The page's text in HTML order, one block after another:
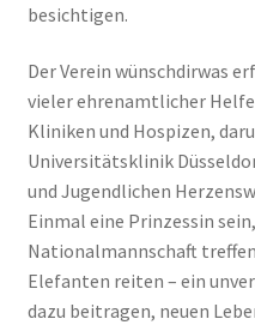
besichtigen.
Der Verein wünschdirwas
vieler ehrenamtlicher
Kliniken und Hospizen,
Universitätsklinik
und Jugendlichen
Einmal eine Prinzessin
Nationalmannschaft
Elefanten reiten – ein
dazu beitragen, neuen